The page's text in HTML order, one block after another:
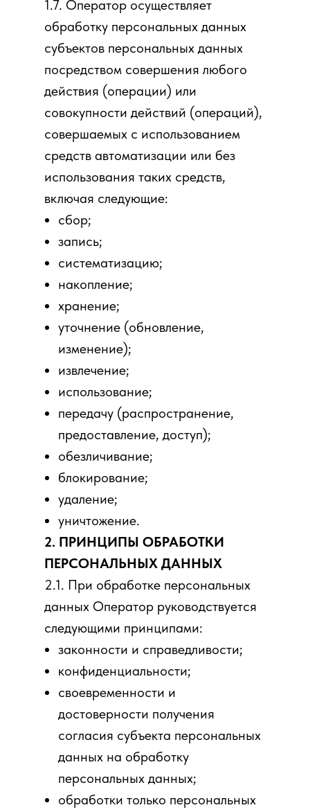
1.7. Оператор осуществляет
обработку персональных данных
субъектов персональных данных
посредством совершения любого
действия (операции) или
совокупности действий (операций),
совершаемых с использованием
средств автоматизации или без
использования таких средств,
включая следующие:
сбор;
запись;
систематизацию;
накопление;
хранение;
уточнение (обновление,
изменение);
извлечение;
использование;
передачу (распространение,
предоставление, доступ);
обезличивание;
блокирование;
удаление;
уничтожение.
2. ПРИНЦИПЫ ОБРАБОТКИ
ПЕРСОНАЛЬНЫХ ДАННЫХ
2.1. При обработке персональных
данных Оператор руководствуется
следующими принципами:
законности и справедливости;
конфиденциальности;
своевременности и
достоверности получения
согласия субъекта персональных
данных на обработку
персональных данных;
обработки только персональных